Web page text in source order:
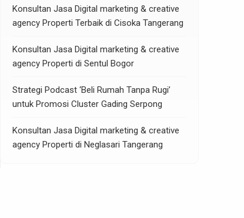
Konsultan Jasa Digital marketing & creative
agency Properti Terbaik di Cisoka Tangerang
Konsultan Jasa Digital marketing & creative
agency Properti di Sentul Bogor
Strategi Podcast ‘Beli Rumah Tanpa Rugi’
untuk Promosi Cluster Gading Serpong
Konsultan Jasa Digital marketing & creative
agency Properti di Neglasari Tangerang